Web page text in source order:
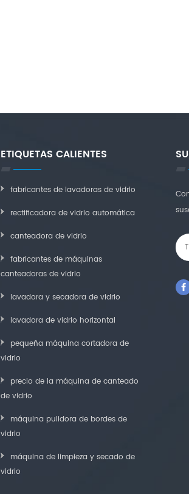
ETIQUETAS CALIENTES
fabricantes de lavadoras de vidrio
rectificadora de vidrio automática
canteadora de vidrio
fabricantes de máquinas
canteadoras de vidrio
lavadora y secadora de vidrio
lavadora de vidrio horizontal
pequeña máquina cortadora de
vidrio
precio de la máquina de canteado
de vidrio
máquina pulidora de bordes de
vidrio
máquina de limpieza y secado de
vidrio